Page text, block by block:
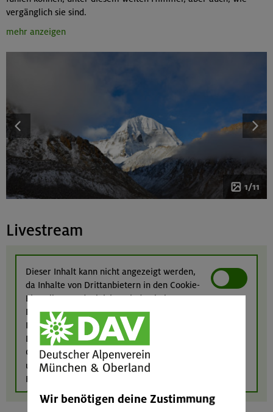
vergänglich sie sind.
mehr anzeigen
1/11
Livestream
Dieser Inhalt kann nicht angezeigt werden,
da Inhalte von Drittanbietern in den Cookie-
Einstellungen deaktiviert sind. Inhalte von
Drittanbietern anzeigen?
Ich bin damit einverstanden, dass Inhalte von
Drittanbietern (Google Maps, YouTube, meteoblue,
Calaméo, Elfsight und eventim-light) angezeigt werden
und dass diese Anbieter ggf. Cookies einsetzen, um das
Funktionieren ihrer Inhalte zu gewährleisten bzw. zu
optimieren. Weitere Informationen finden Sie in
unserer Datenschutzerklärung.
Wir benötigen deine Zustimmung